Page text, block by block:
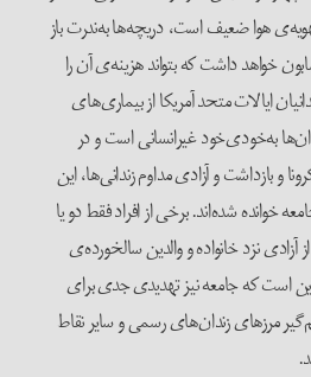
هوا ضعیف است، دریچه‌ها به‌ندرت باز
خواهد داشت که بتواند هزینه‌ی آن را
ایالات متحد آمریکا از بیماری‌های
به‌خودی‌خود غیرانسانی است و در
و بازداشت و آزادی مداوم زندانی‌ها، این
خوانده شده‌اند. برخی از افراد فقط دو یا
نزد خانواده و والدین سالخورده‌ی
واقعیت این است که جامعه نیز تهدیدی جدی برای
مرزهای زندان‌های رسمی و سایر نقاط